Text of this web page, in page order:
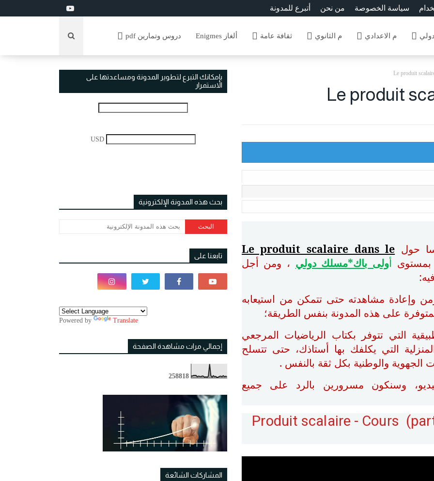
أتبرع للمدونة من نحن سياسة الخصوصة
دولي م الاعدادي م الثانوي ثقافة عامة ألغاز Enigmes دروس وتمارين pdf
Le produit
Le produit
حول Le produit scalaire dans le
أولى باك*مسلك دولي ، ومن أجل
وإعادة مشاهدته حتى تتمكن من استيعابه
على هذه المدونة بنفس الطريقة؛
التي تتوفر بكتاب الرياضيات المرجعي
التي يكلفك بها أستاذك، حتى تتسلح
الجهوية والوطنية بكل ثقة بالنفس .
وسنكون مسرورين بالرد على جميع
Produit scalaire - Cours
بإمكانك التبرع لتطوير المدونة ومساعدتها على
الاستمرار
USD
بحث هذه المدونة الإلكترونية
تابعنا على
Powered by Translate
إجمالي مرات مشاهدة الصفحة
258818
المشاركات الشائعة